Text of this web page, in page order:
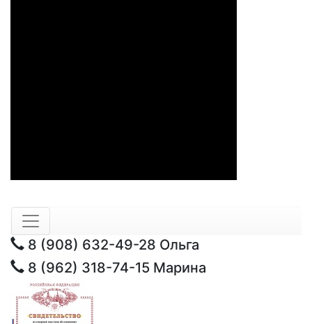
8 (908) 632-49-28 Ольга
8 (962) 318-74-15 Марина